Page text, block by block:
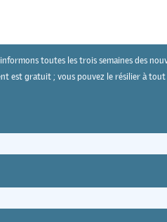
des technologies dans
toutes les trois semaines des
est gratuit ; vous pouvez le résilier à